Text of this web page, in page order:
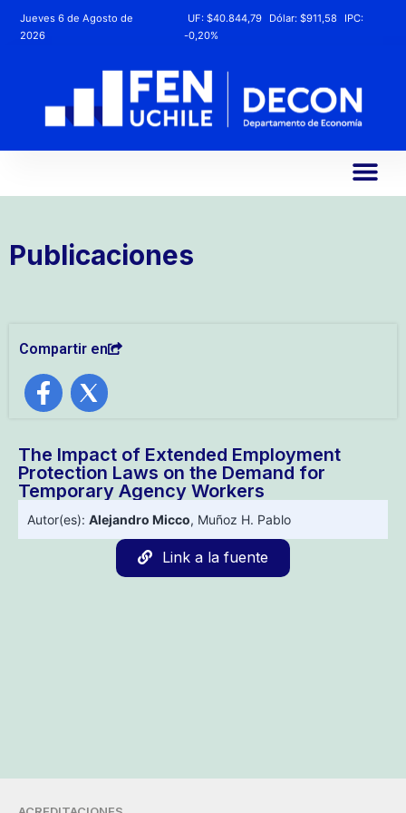
Jueves 6 de Agosto de
2026
UF:$40.844,79 Dólar:$911,58
IPC:
-0,20%
Publicaciones
Compartir en
The Impact of Extended Employment
Protection Laws on the Demand for
Temporary Agency Workers
Autor(es): Alejandro Micco, Muñoz H. Pablo
Link a la fuente